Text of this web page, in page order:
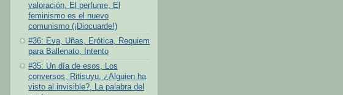
valoración, El perfume, El
feminismo es el nuevo
comunismo (¡Diocuarde!)
#36: Eva, Uñas, Erótica, Requiem
para Ballenato, Intento
#35: Un día de esos, Los
conversos, Ritisuyu, ¿Alguien ha
visto al invisible?, La palabra del